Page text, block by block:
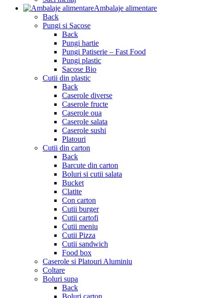
Ambalaje alimentare
Back
Pungi si Sacose
Back
Pungi hartie
Pungi Patiserie – Fast Food
Pungi plastic
Sacose Bio
Cutii din plastic
Back
Caserole diverse
Caserole fructe
Caserole oua
Caserole salata
Caserole sushi
Platouri
Cutii din carton
Back
Barcute din carton
Boluri si cutii salata
Bucket
Clatite
Con carton
Cutii burger
Cutii cartofi
Cutii meniu
Cutii Pizza
Cutii sandwich
Food box
Caserole si Platouri Aluminiu
Coltare
Boluri supa
Back
Boluri carton